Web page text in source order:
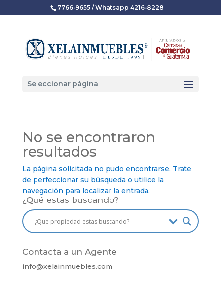
7766-9655 / Whatsapp 4216-8228
Seleccionar página
No se encontraron
resultados
La página solicitada no pudo encontrarse. Trate
de perfeccionar su búsqueda o utilice la
navegación para localizar la entrada.
¿Qué estas buscando?
Contacta a un Agente
info@xelainmuebles.com